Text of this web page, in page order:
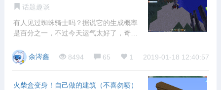
话题趣谈
有人见过蜘蛛骑士吗？据说它的生成概率
是百分之一，不过今天运气太好了，奇葩
余涔鑫
8494 65 1 2019-01-18 12:40:57
火柴盒变身！自己做的建筑（不喜勿喷）